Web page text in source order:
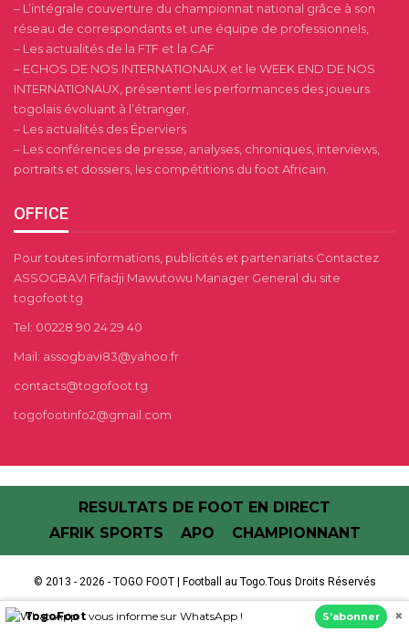
– L’intégrale couverture du championnat national grâce à son
réseau de correspondants et une équipe de professionnels,
– Les actualités de la FTF et la CAF
– ECHOS DE NOS INTERNATIONAUX et le WEEK END DE NOS
INTERNATIONAUX, présentent les performances des joueurs
togolais évoluant à l’étranger,
– Les actualités des Éperviers
– Les conférences de presse, analyses, chroniques, interviews,
portraits et dossiers, les compétitions du foot Africain.
OFFICE
Pour toutes informations, publicités et partenariats Contactez
ASSOGBAVI Fifadji Mawutowu Manager General du site
togofoot.tg
Tel: 00228 90 24 29 40
Mail: assogbavi83@yahoo.fr
contacts@togofoot.tg
togofootinfo2@gmail.com
RESULTATS DE FOOT EN DIRECT
AFRIK SPORTS
APO CHAMPIONNANT
© 2013 - 2026 - TOGO FOOT | Football au Togo.Tous Droits Réservés
TogoFoot vous informe sur WhatsApp ! S’abonner ×